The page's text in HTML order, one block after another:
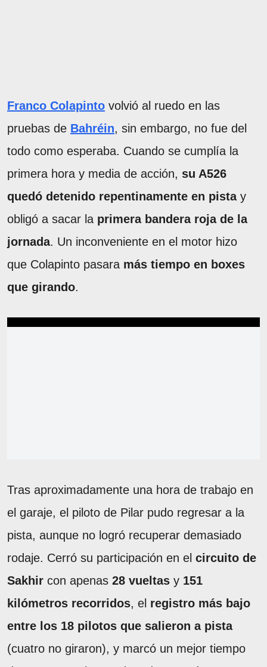
Franco Colapinto volvió al ruedo en las
pruebas de Bahréin, sin embargo, no fue del
todo como esperaba. Cuando se cumplía la
primera hora y media de acción, su A526
quedó detenido repentinamente en pista y
obligó a sacar la primera bandera roja de la
jornada. Un inconveniente en el motor hizo
que Colapinto pasara más tiempo en boxes
que girando.
Tras aproximadamente una hora de trabajo en
el garaje, el piloto de Pilar pudo regresar a la
pista, aunque no logró recuperar demasiado
rodaje. Cerró su participación en el circuito de
Sakhir con apenas 28 vueltas y 151
kilómetros recorridos, el registro más bajo
entre los 18 pilotos que salieron a pista
(cuatro no giraron), y marcó un mejor tiempo